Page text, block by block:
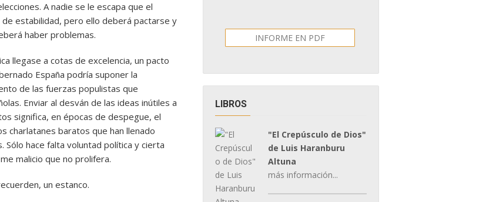
A nadie se le escapa que el
estabilidad, pero ello deberá pactarse y
haber problemas.
llegase a cotas de excelencia, un pacto
España podría suponer la
de las fuerzas populistas que
Enviar al desván de las ideas inútiles a
significa, en épocas de despegue, el
charlatanes baratos que han llenado
Sólo hace falta voluntad política y cierta
malicio que no prolifera.
un estanco.
INFORME EN PDF
LIBROS
"El Crepúsculo de Dios"
de Luis Haranburu
Altuna
más información...